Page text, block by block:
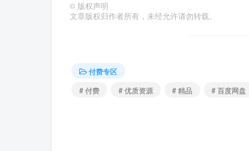
© 版权声明
文章版权归作者所有，未经允许请勿转载。
付费专区
# 付费
# 优质资源 # 精品 # 百度网盘